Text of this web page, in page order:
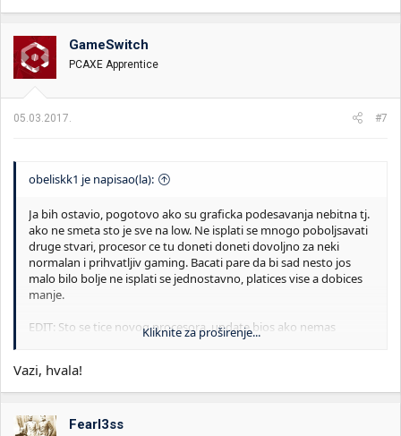
GameSwitch
PCAXE Apprentice
05.03.2017. #7
obeliskk1 je napisao(la):
Ja bih ostavio, pogotovo ako su graficka podesavanja nebitna tj.
ako ne smeta sto je sve na low. Ne isplati se mnogo poboljsavati
druge stvari, procesor ce tu doneti doneti dovoljno za neki
normalan i prihvatljiv gaming. Bacati pare da bi sad nesto jos
malo bilo bolje ne isplati se jednostavno, platices vise a dobices
manje.
EDIT: Sto se tice novog procesora, update bios ako nemas
najnoviji, da bi mogao da prihvati am3 procesore koje podrzava.
Kliknite za proširenje...
Vazi, hvala!
Fearl3ss